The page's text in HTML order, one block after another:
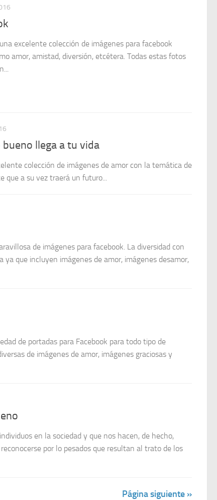
excelente colección de imágenes para facebook
amor, amistad, diversión, etcétera. Todas estas fotos
bueno llega a tu vida
colección de imágenes de amor con la temática de
que a su vez traerá un futuro...
de imágenes para facebook. La diversidad con
que incluyen imágenes de amor, imágenes desamor,
de portadas para Facebook para todo tipo de
de imágenes de amor, imágenes graciosas y
en la sociedad y que nos hacen, de hecho,
por lo pesados que resultan al trato de los
Página siguiente »